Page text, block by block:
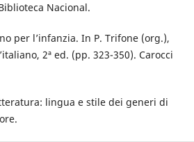
Nacional.
per l’infanzia. In P. Trifone (org.),
2ª ed. (pp. 323-350). Carocci
lingua e stile dei generi di